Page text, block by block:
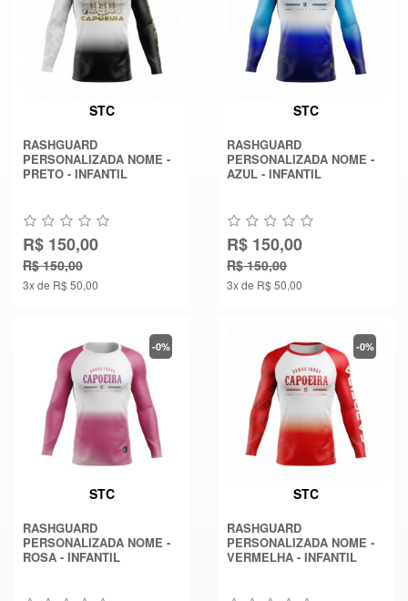
STC
RASHGUARD
PERSONALIZADA NOME -
PRETO - INFANTIL
R$ 150,00
R$ 150,00
3x de R$ 50,00
STC
RASHGUARD
PERSONALIZADA NOME -
AZUL - INFANTIL
R$ 150,00
R$ 150,00
3x de R$ 50,00
STC
RASHGUARD
PERSONALIZADA NOME -
ROSA - INFANTIL
-0%
STC
RASHGUARD
PERSONALIZADA NOME -
VERMELHA - INFANTIL
-0%